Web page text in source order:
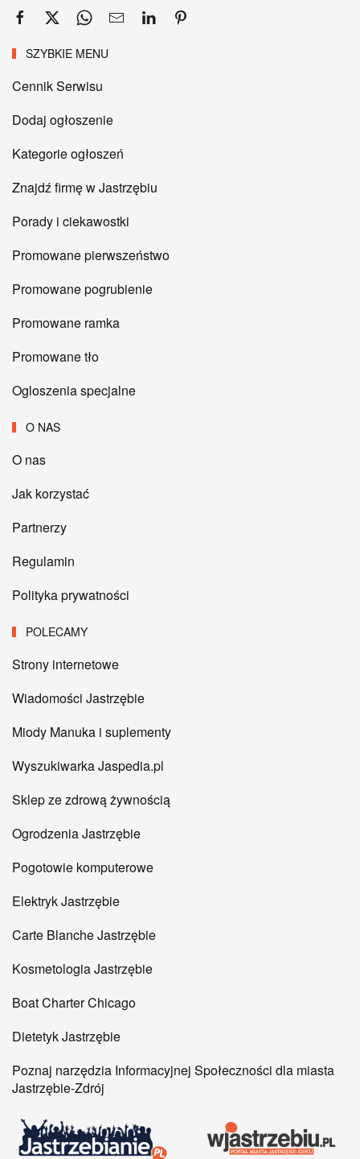
SZYBKIE MENU
Cennik Serwisu
Dodaj ogłoszenie
Kategorie ogłoszeń
Znajdź firmę w Jastrzębiu
Porady i ciekawostki
Promowane pierwszeństwo
Promowane pogrubienie
Promowane ramka
Promowane tło
Ogloszenia specjalne
O NAS
O nas
Jak korzystać
Partnerzy
Regulamin
Polityka prywatności
POLECAMY
Strony internetowe
Wiadomości Jastrzębie
Miody Manuka i suplementy
Wyszukiwarka Jaspedia.pl
Sklep ze zdrową żywnością
Ogrodzenia Jastrzębie
Pogotowie komputerowe
Elektryk Jastrzębie
Carte Blanche Jastrzębie
Kosmetologia Jastrzębie
Boat Charter Chicago
Dietetyk Jastrzębie
Poznaj narzędzia Informacyjnej Społeczności dla miasta
Jastrzębie-Zdrój